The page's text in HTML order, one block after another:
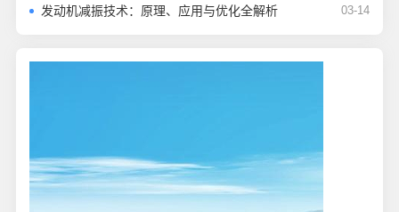
发动机减振技术：原理、应用与优化全解析 03-14